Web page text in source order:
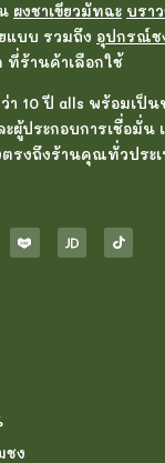
ผงชาเขียวมัทฉะ บรา
แบบ รวมถึง อุปกรณ์ช
ร้านค้าเลือกใช้
า 10 ปี alls พร้อมเป็น
ผู้ประกอบการเชื่อมั่น
รงถึงร้านคุณทั่วประ
ชง